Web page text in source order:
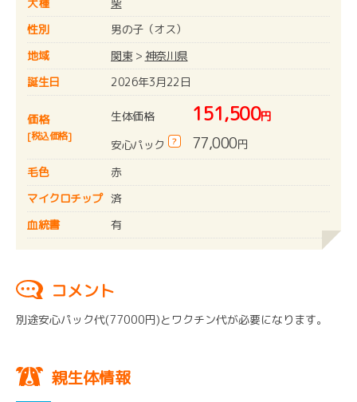
性別
男の子（オス）
地域
関東> 神奈川県
誕生日
2026年3月22日
価格
[税込価格]
生体価格 151,500円
安心パック
? 77,000円
毛色
赤
マイクロチップ 済
血統書
有
コメント
別途安心パック代(77000円)とワクチン代が必要になります。
親生体情報